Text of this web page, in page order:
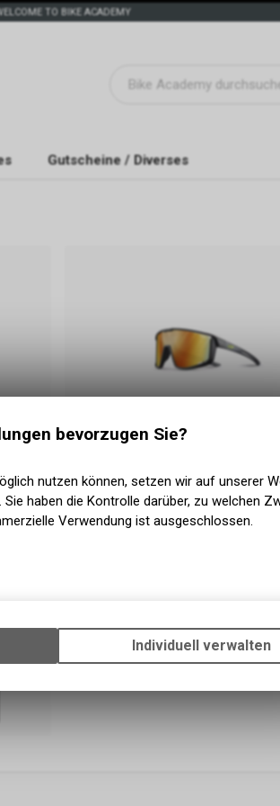
TO BIKE ACADEMY
Gutscheine / Diverses
Sonnebrillen
bevorzugen Sie?
nutzen können, setzen wir auf unserer
haben die Kontrolle darüber, zu welchen
Verwendung ist ausgeschlossen.
Funktionen unseres Online-
zu ermöglichen. Bitte beachten Sie, dass
Individuell verwalten